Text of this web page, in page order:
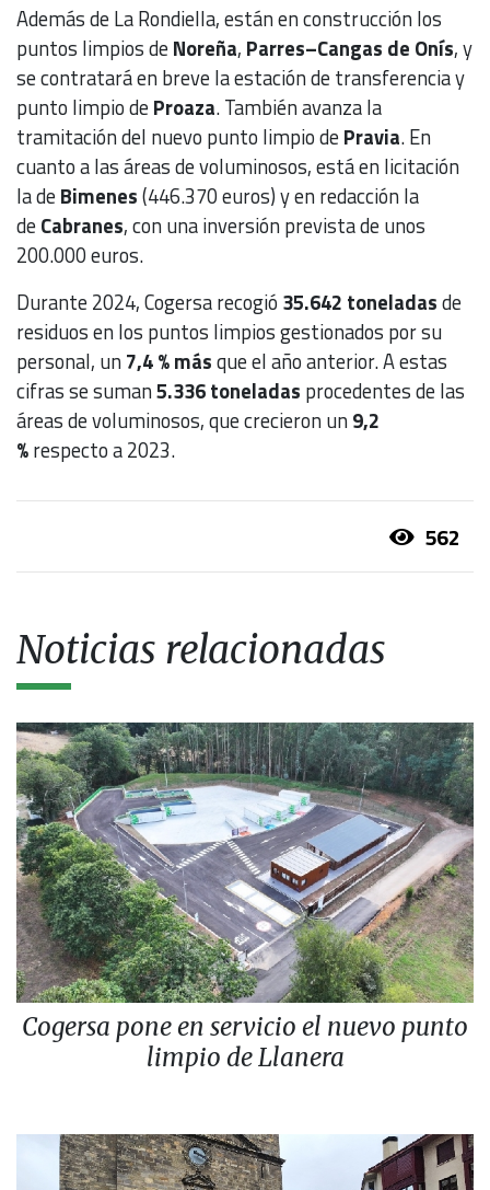
Además de La Rondiella, están en construcción los
puntos limpios deNoreña, Parres–Cangas de Onís, y
se contratará en breve la estación de transferencia y
punto limpio deProaza. También avanza la
tramitación del nuevo punto limpio dePravia. En
cuanto a las áreas de voluminosos, está en licitación
la deBimenes(446.370 euros) y en redacción la
deCabranes, con una inversión prevista de unos
200.000 euros.
Durante 2024, Cogersa recogió 35.642 toneladasde
residuos en los puntos limpios gestionados por su
personal, un7,4 % másque el año anterior. A estas
cifras se suman5.336 toneladas procedentes de las
áreas de voluminosos, que crecieron un9,2
%respecto a 2023.
562
Noticias relacionadas
Cogersa pone en servicio el nuevo punto
limpio de Llanera